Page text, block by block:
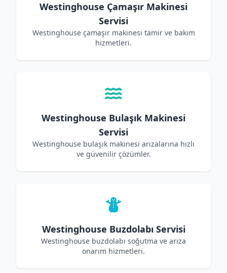
Westinghouse Çamaşır Makinesi
Servisi
Westinghouse çamaşır makinesi tamir ve bakım
hizmetleri.
Westinghouse Bulaşık Makinesi
Servisi
Westinghouse bulaşık makinesi arızalarına hızlı
ve güvenilir çözümler.
Westinghouse Buzdolabı Servisi
Westinghouse buzdolabı soğutma ve arıza
onarım hizmetleri.